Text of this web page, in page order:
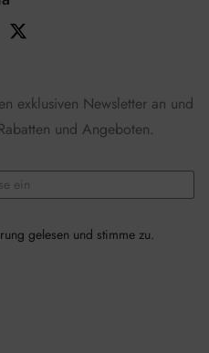
exklusiven Newsletter an und
und Angeboten.
gelesen und stimme zu.